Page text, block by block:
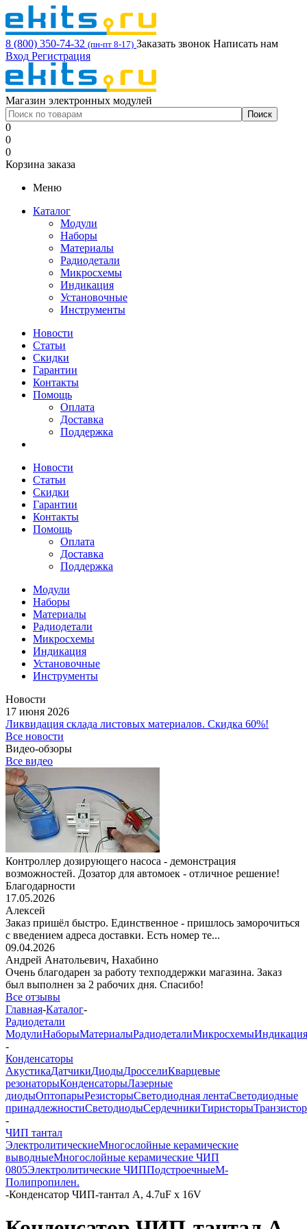
8 (800) 350-74-32 (пн-пт 8-17) Заказать звонок Написать нам
Вход Регистрация
Магазин электронных модулей
0
0
0
Корзина заказа
Меню
Каталог
Модули
Наборы
Материалы
Радиодетали
Микросхемы
Индикация
Установочные
Инструменты
Новости
Статьи
Скидки
Гарантии
Контакты
Помощь
Оплата
Доставка
Поддержка
Новости
Статьи
Скидки
Гарантии
Контакты
Помощь
Оплата
Доставка
Поддержка
Модули
Наборы
Материалы
Радиодетали
Микросхемы
Индикация
Установочные
Инструменты
Новости
17 июня 2026
Ликвидация склада листовых материалов. Скидка 60%!
Все новости
Видео-обзоры
Все видео
Контроллер дозирующего насоса - демонстрация
возможностей. Дозатор для автомоек - отличное решение!
Благодарности
17.05.2026
Алексей
Заказ пришёл быстро. Единственное - пришлось заморочиться
с введением адреса доставки. Есть номер те...
09.04.2026
Андрей Анатольевич, Нахабино
Очень благодарен за работу техподдержки магазина. Заказ
был выполнен за 2 рабочих дня. Спасибо!
Все отзывы
Главная-Каталог-
Радиодетали
МодулиНаборыМатериалыРадиодеталиМикросхемыИндикация
-
Конденсаторы
АкустикаДатчикиДиодыДросселиКварцевые
резонаторыКонденсаторыЛазерные
диодыОптопарыРезисторыСветодиодная лентаСветодиодные
принадлежностиСветодиодыСердечникиТиристоры
-
ЧИП тантал
ЭлектролитическиеМногослойные керамические
выводныеМногослойные керамические ЧИП
0805Электролитические ЧИППодстроечныеМ-
Полипропилен.
-Конденсатор ЧИП-тантал А, 4.7uF х 16V